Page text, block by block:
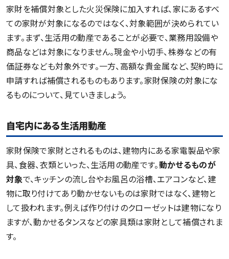
家財を補償対象とした火災保険に加入すれば、家にあるすべ
ての家財が対象になるのではなく、対象範囲が決められてい
ます。まず、生活用の動産であることが必要で、業務用設備や
商品などは対象になりません。現金や小切手、株券などの有
価証券なども対象外です。一方、高額な貴金属など、契約時に
申請すれば補償されるものもあります。家財保険の対象にな
るものについて、見ていきましょう。
自宅内にある生活用動産
家財保険で家財とされるものは、建物内にある家電製品や家
具、食器、衣類といった、生活用の動産です。動かせるものが
対象で、キッチンの流し台やお風呂の浴槽、エアコンなど、建
物に取り付けてあり動かせないものは家財ではなく、建物と
して扱われます。例えば作り付けのクローゼットは建物になり
ますが、動かせるタンスなどの家具類は家財として補償されま
す。